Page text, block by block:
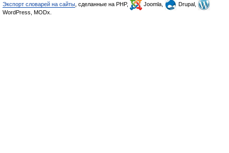
Экспорт словарей на сайты , сделанные на PHP, Joomla,
Drupal,
WordPress, MODx.